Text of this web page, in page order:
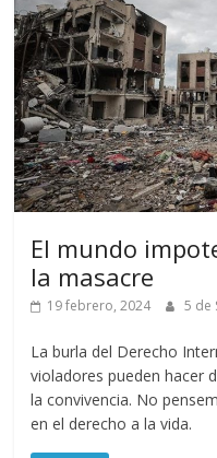
El mundo
la masacre
19 febrero, 2024 5 de
La burla del Derecho
violadores pueden hacer
la convivencia. No
en el derecho a la vida.